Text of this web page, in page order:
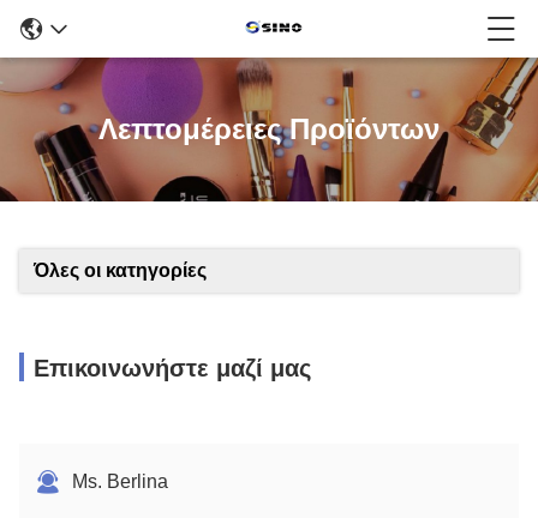
Λεπτομέρειες Προϊόντων
Όλες οι κατηγορίες
Επικοινωνήστε μαζί μας
Ms. Berlina